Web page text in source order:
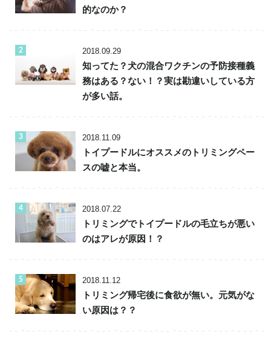
的なのか？
2018.09.29
知ってた？犬の混合ワクチンの予防接種義
務はある？ない！？実は勘違いしている方
が多い話。
2018.11.09
トイプードルにオススメのトリミングペー
スの嘘と本当。
2018.07.22
トリミングでトイプードルの毛立ちが悪い
のはアレが原因！？
2018.11.12
トリミング帰宅後に食欲が無い。元気がな
い原因は？？